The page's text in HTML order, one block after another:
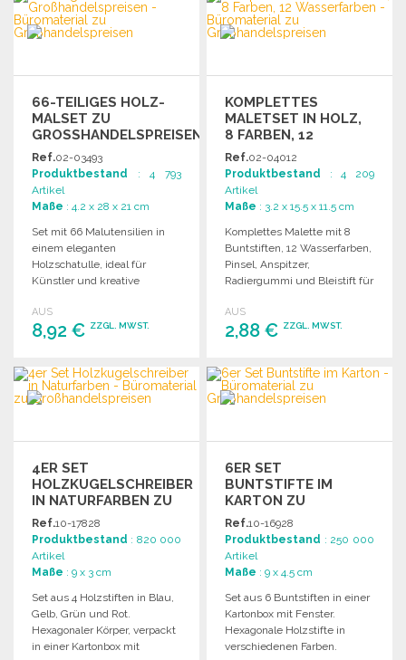
Angebot anfordern Angebot anfordern
66-TEILIGES HOLZ-
MALSET ZU
GROSSHANDELSPREISEN
Ref.02-03493
Produktbestand : 4 793
Artikel
Maße : 4.2 x 28 x 21 cm
Set mit 66 Malutensilien in
einem eleganten
Holzschatulle, ideal für
Künstler und kreative
Großhandel.
AUS
8,92 € ZZGL. MWST.
BESTELLEN
Angebot anfordern
KOMPLETTES
MALETSET IN HOLZ,
8 FARBEN, 12
WASSERFARBEN
Ref.02-04012
Produktbestand : 4 209
Artikel
Maße : 3.2 x 15.5 x 11.5 cm
Komplettes Malette mit 8
Buntstiften, 12 Wasserfarben,
Pinsel, Anspitzer,
Radiergummi und Bleistift für
AUS
2,88 € ZZGL. MWST.
BESTELLEN
Angebot anfordern
4ER SET
HOLZKUGELSCHREIBER
IN NATURFARBEN ZU
GROSSHANDELSPREISEN
Ref.10-17828
Produktbestand : 820 000
Artikel
Maße : 9 x 3 cm
Set aus 4 Holzstiften in Blau,
Gelb, Grün und Rot.
Hexagonaler Körper, verpackt
in einer Kartonbox mit
6ER SET
BUNTSTIFTE IM
KARTON ZU
GROSSHANDELSPREISEN
Ref.10-16928
Produktbestand : 250 000
Artikel
Maße : 9 x 4.5 cm
Set aus 6 Buntstiften in einer
Kartonbox mit Fenster.
Hexagonale Holzstifte in
verschiedenen Farben.